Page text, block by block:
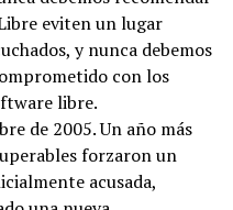
eviten un lugar
y nunca debemos
con los
libre.
de 2005. Un año más
forzaron un
acusada,